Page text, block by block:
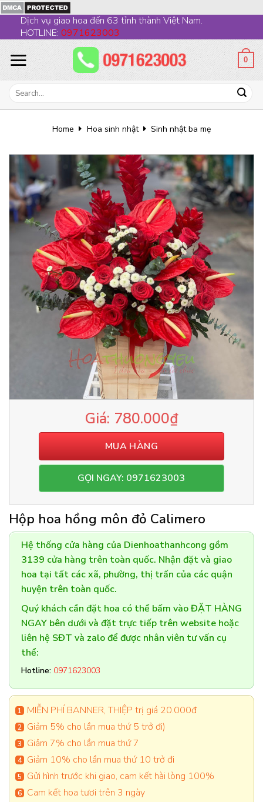
to
content
Dịch vụ giao hoa đến 63 tỉnh thành Việt Nam.
HOTLINE: 0971623003
0
Search
Home Hoa sinh nhật Sinh nhật ba mẹ
780.000₫
MUA HÀNG
GỌI NGAY: 0971623003
Hộp hoa hồng môn đỏ Calimero
Hệ thống cửa hàng của Dienhoathanhcong gồm
3139 cửa hàng trên toàn quốc. Nhận đặt và giao
hoa tại tất các xã, phường, thị trấn của các quận
huyện trên toàn quốc.
Quý khách cần đặt hoa có thể bấm vào ĐẶT HÀNG
NGAY bên dưới và đặt trực tiếp trên website hoặc
liên hệ SĐT và zalo để được nhân viên tư vấn cụ
thể:
Hotline: 0971623003
MIỄN PHÍ BANNER, THIỆP trị giá 20.000đ
Giảm 5% cho lần mua thứ 5 trở đi)
Giảm 7% cho lần mua thứ 7
Giảm 10% cho lần mua thứ 10 trở đi
Gửi hình trước khi giao, cam kết hài lòng 100%
Cam kết hoa tươi trên 3 ngày